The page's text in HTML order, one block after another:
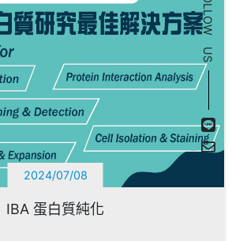
FOLLOW US
2024/07/08
IBA 蛋白質純化